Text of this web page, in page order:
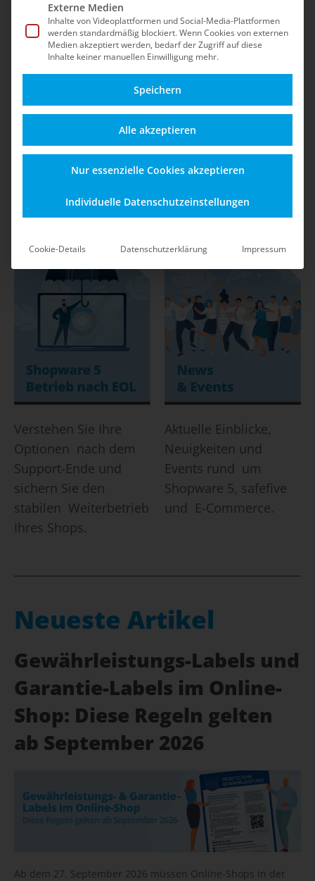
Alles zu Funktionen,
Einsatzmöglichkeiten
für einen sicheren
Shop-Betrieb durch
safefive.
Schützen Sie Ihren
Shop vor Angriffen,
Datenverlust und
rechtlichen Risiken –
mit klaren
Maßnahmen und Best
Verstehen Sie Ihre
Optionen nach dem
Support-Ende und
sichern Sie den
stabilen Weiterbetrieb
Ihres Shops.
Aktuelle Einblicke,
Neuigkeiten und
Events rund um
Shopware 5, safefive
und E-Commerce.
Neueste Artikel
Gewährleistungs-Labels und
Garantie-Labels im Online-
Shop: Diese Regeln gelten
ab September 2026
Ab dem 27. September 2026 müssen Online-Shops in der
Externe Medien
Inhalte von Videoplattformen und Social-Media-Plattformen
werden standardmäßig blockiert. Wenn Cookies von externen
Medien akzeptiert werden, bedarf der Zugriff auf diese
Inhalte keiner manuellen Einwilligung mehr.
Speichern
Alle akzeptieren
Nur essenzielle Cookies akzeptieren
Individuelle Datenschutzeinstellungen
Cookie-Details Datenschutzerklärung Impressum